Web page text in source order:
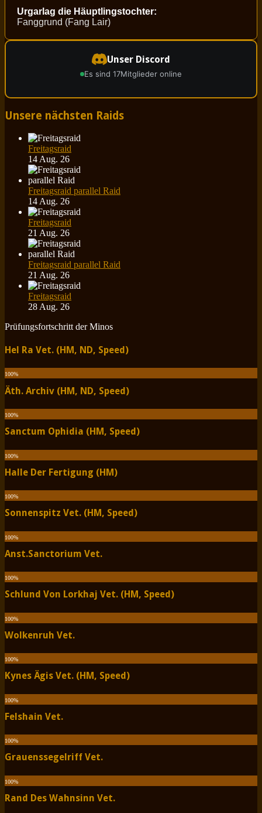
Urgarlag die Häuptlingstochter:
Fanggrund (Fang Lair)
Unser Discord
Es sind 17Mitglieder online
Unsere nächsten Raids
Freitagsraid
14 Aug. 26
Freitagsraid parallel Raid
14 Aug. 26
Freitagsraid
21 Aug. 26
Freitagsraid parallel Raid
21 Aug. 26
Freitagsraid
28 Aug. 26
Prüfungsfortschritt der Minos
Hel Ra Vet. (HM, ND, Speed)
100%
Äth. Archiv (HM, ND, Speed)
100%
Sanctum Ophidia (HM, Speed)
100%
Halle Der Fertigung (HM)
100%
Sonnenspitz Vet. (HM, Speed)
100%
Anst.Sanctorium Vet.
100%
Schlund Von Lorkhaj Vet. (HM, Speed)
100%
Wolkenruh Vet.
100%
Kynes Ägis Vet. (HM, Speed)
100%
Felshain Vet.
100%
Grauenssegelriff Vet.
100%
Rand Des Wahnsinn Vet.